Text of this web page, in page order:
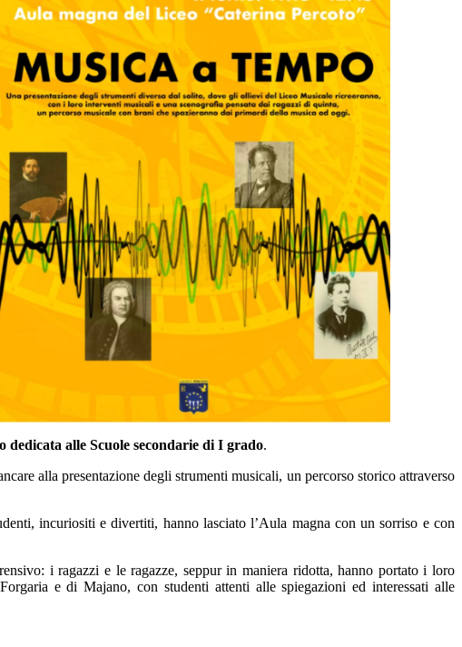
dedicata alle Scuole secondarie di I grado.
alla presentazione degli strumenti musicali, un percorso storico attraverso
incuriositi e divertiti, hanno lasciato l’Aula magna con un sorriso e con
i ragazzi e le ragazze, seppur in maniera ridotta, hanno portato i loro
e di Majano, con studenti attenti alle spiegazioni ed interessati alle